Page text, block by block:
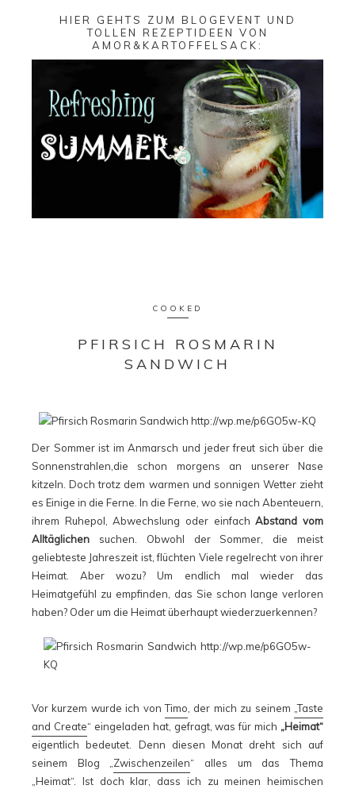
HIER GEHTS ZUM BLOGEVENT UND
TOLLEN REZEPTIDEEN VON
AMOR&KARTOFFELSACK :
COOKED
PFIRSICH ROSMARIN
SANDWICH
Der Sommer ist im Anmarsch und jeder freut sich über die
Sonnenstrahlen,die schon morgens an unserer Nase
kitzeln. Doch trotz dem warmen und sonnigen Wetter zieht
es Einige in die Ferne. In die Ferne, wo sie nach Abenteuern,
ihrem Ruhepol, Abwechslung oder einfachAbstand vom
Alltäglichen suchen. Obwohl der Sommer, die meist
geliebteste Jahreszeit ist, flüchten Viele regelrecht von ihrer
Heimat. Aber wozu? Um endlich mal wieder das
Heimatgefühl zu empfinden, das Sie schon lange verloren
haben? Oder um die Heimat überhaupt wiederzuerkennen?
Vor kurzem wurde ich vonTimo , der mich zu seinem „Taste
and Create“ eingeladen hat, gefragt, was für mich „Heimat“
eigentlich bedeutet. Denn diesen Monat dreht sich auf
seinem Blog „ Zwischenzeilen“ alles um das Thema
„Heimat“. Ist doch klar, dass ich zu meinen heimischen